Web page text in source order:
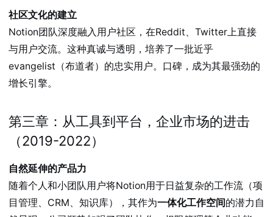
社区文化的建立
Notion团队深度融入用户社区，在Reddit、Twitter上直接
与用户交流。这种真诚与透明，培养了一批近乎
evangelist（布道者）的忠实用户。口碑，成为其最强劲的
增长引擎。
第三章：从工具到平台，企业市场的进击
（2019-2022）
自然延伸的产品力
随着个人和小团队用户将Notion用于日益复杂的工作流（项
目管理、CRM、知识库），其作为一体化工作空间的潜力自